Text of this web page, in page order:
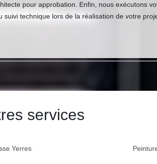
pour approbation. Enfin, nous exécutons
technique lors de la réalisation de votre
services
Yerres